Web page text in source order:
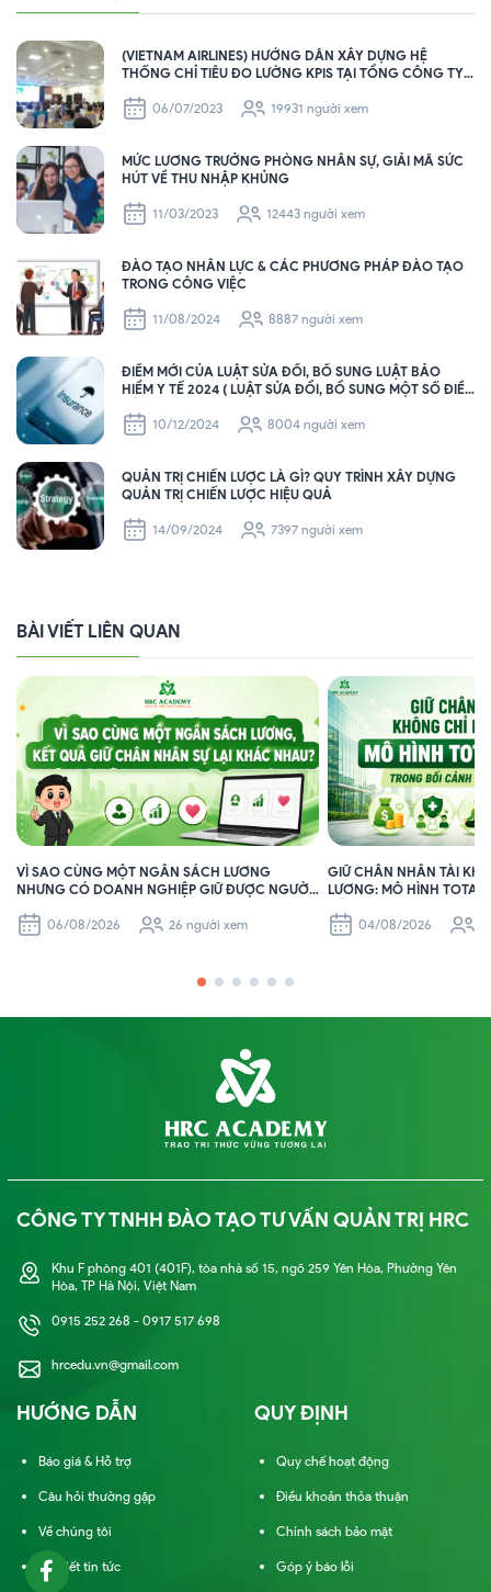
(VIETNAM AIRLINES) HƯỚNG DẪN XÂY DỰNG HỆ
THỐNG CHỈ TIÊU ĐO LƯỜNG KPIS TẠI TỔNG CÔNG TY
06/07/2023
19931 người xem
MỨC LƯƠNG TRƯỞNG PHÒNG NHÂN SỰ, GIẢI MÃ SỨC
HÚT VỀ THU NHẬP KHỦNG
11/03/2023 12443 người xem
ĐÀO TẠO NHÂN LỰC & CÁC PHƯƠNG PHÁP ĐÀO TẠO
TRONG CÔNG VIỆC
11/08/2024 8887 người xem
ĐIỂM MỚI CỦA LUẬT SỬA ĐỔI, BỔ SUNG LUẬT BẢO
HIỂM Y TẾ 2024 ( LUẬT SỬA ĐỔI, BỔ SUNG MỘT SỐ ĐIỀU
01/7/2025 ).
10/12/2024 8004 người xem
QUẢN TRỊ CHIẾN LƯỢC LÀ GÌ? QUY TRÌNH XÂY DỰNG
QUẢN TRỊ CHIẾN LƯỢC HIỆU QUẢ
14/09/2024 7397 người xem
BÀI VIẾT LIÊN QUAN
VÌ SAO CÙNG MỘT NGÂN SÁCH LƯƠNG
NHƯNG CÓ DOANH NGHIỆP GIỮ ĐƯỢC NGƯỜI
06/08/2026
26 người xem
GIỮ CHÂN NHÂN TÀI
LƯƠNG: MÔ HÌNH TOTAL
04/08/2026
CÔNG TY TNHH ĐÀO TẠO TƯ VẤN QUẢN TRỊ HRC
Khu F phòng 401 (401F), tòa nhà số 15, ngõ 259 Yên Hòa, Phường Yên
Hòa, TP Hà Nội, Việt Nam
0915 252 268 - 0917 517 698
hrcedu.vn@gmail.com
HƯỚNG DẪN
Báo giá & Hỗ trợ
Câu hỏi thường gặp
Về chúng tôi
Bài viết tin tức
QUY ĐỊNH
Quy chế hoạt động
Điều khoản thỏa thuận
Chính sách bảo mật
Góp ý báo lỗi